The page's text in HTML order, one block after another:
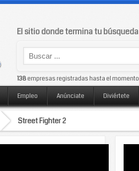
El sitio donde termina tu búsqueda
138empresas registradas hasta el momento
Empleo Anúnciate Diviértete
Street Fighter 2